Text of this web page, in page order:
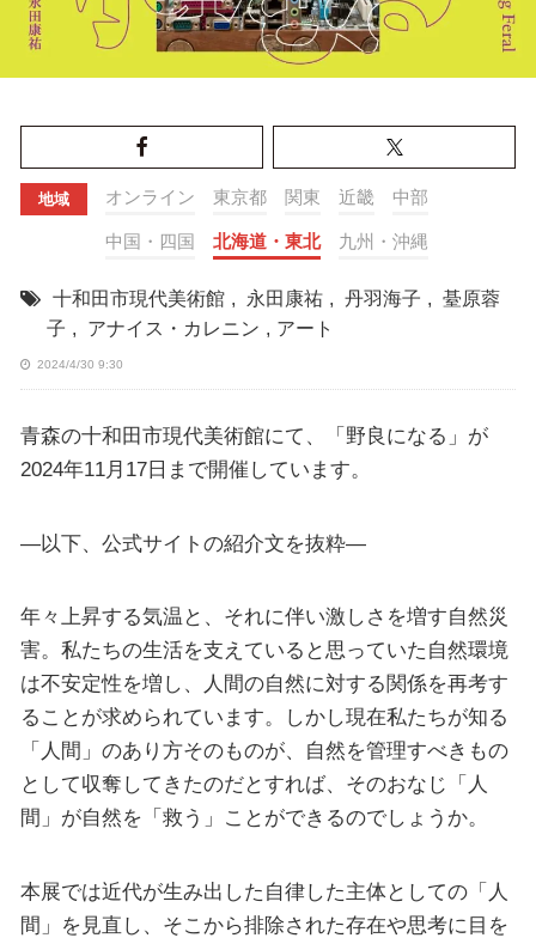
地域 オンライン 東京都 関東 近畿 中部
中国・四国 北海道・東北 九州・沖縄
十和田市現代美術館 , 永田康祐 , 丹羽海子 , 䑓原蓉
子 , アナイス・カレニン , アート
2024/4/30 9:30
青森の十和田市現代美術館にて、「野良になる」が
2024年11月17日まで開催しています。
—以下、公式サイトの紹介文を抜粋—
年々上昇する気温と、それに伴い激しさを増す自然災
害。私たちの生活を支えていると思っていた自然環境
は不安定性を増し、人間の自然に対する関係を再考す
ることが求められています。しかし現在私たちが知る
「人間」のあり方そのものが、自然を管理すべきもの
として収奪してきたのだとすれば、そのおなじ「人
間」が自然を「救う」ことができるのでしょうか。
本展では近代が生み出した自律した主体としての「人
間」を見直し、そこから排除された存在や思考に目を